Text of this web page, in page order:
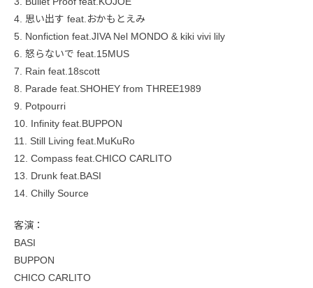
4. 思い出す feat.おかもとえみ
5. Nonfiction feat.JIVA Nel MONDO & kiki vivi lily
6. 怒らないで feat.15MUS
7. Rain feat.18scott
8. Parade feat.SHOHEY from THREE1989
9. Potpourri
10. Infinity feat.BUPPON
11. Still Living feat.MuKuRo
12. Compass feat.CHICO CARLITO
13. Drunk feat.BASI
14. Chilly Source
客演：
BASI
BUPPON
CHICO CARLITO